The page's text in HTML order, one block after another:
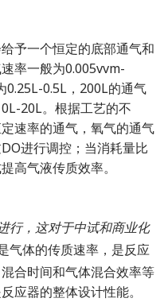
予一个恒定的底部通气和
率一般为0.005vvm-
0.25L-0.5L，200L的通气
20L。根据工艺的不
速率的通气，氧气的通气
进行调控；当消耗量比
高气液传质效率。
行，这对于中试和商业化
气体的传质速率，是反应
合时间和气体混合效率等
应器的整体设计性能。